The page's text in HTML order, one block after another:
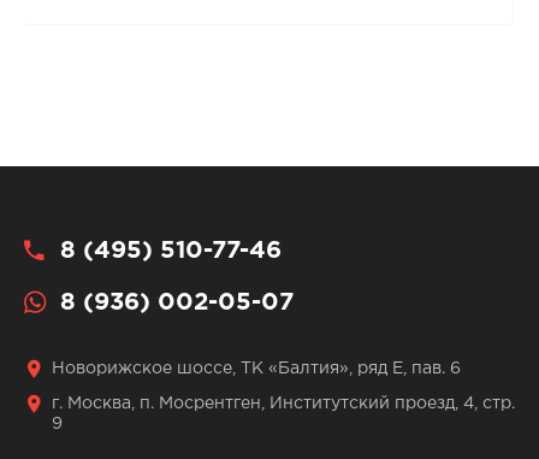
8 (495) 510-77-46
8 (936) 002-05-07
Новорижское шоссе, ТК «Балтия», ряд Е, пав. 6
г. Москва, п. Мосрентген, Институтский проезд, 4, стр.
9